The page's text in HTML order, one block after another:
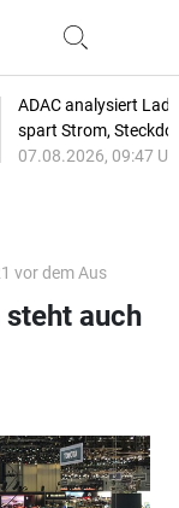
ADAC analysiert
spart Strom,
07.08.2026, 09:47
vor dem Aus
auch